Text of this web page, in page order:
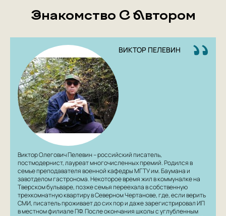
Знакомство С Автором
ВИКТОР ПЕЛЕВИН
Виктор Олегович Пелевин – российский писатель,
постмодернист, лауреат многочисленных премий. Родился в
семье преподавателя военной кафедры МГТУ им. Баумана и
завотделом гастронома. Некоторое время жил в коммуналке на
Тверском бульваре, позже семья переехала в собственную
трехкомнатную квартиру в Северном Чертанове, где, если верить
СМИ, писатель проживает до сих пор и даже зарегистрировал ИП
в местном филиале ПФ. После окончания школы с углубленным